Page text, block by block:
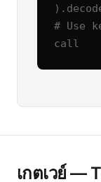
# Use
call
เกตเวย์ —